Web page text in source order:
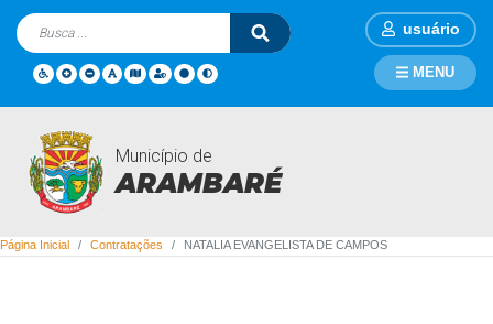
usuário
Município de
ARAMBARÉ
MENU
Contratações
Página Inicial Contratações NATALIA EVANGELISTA DE CAMPOS